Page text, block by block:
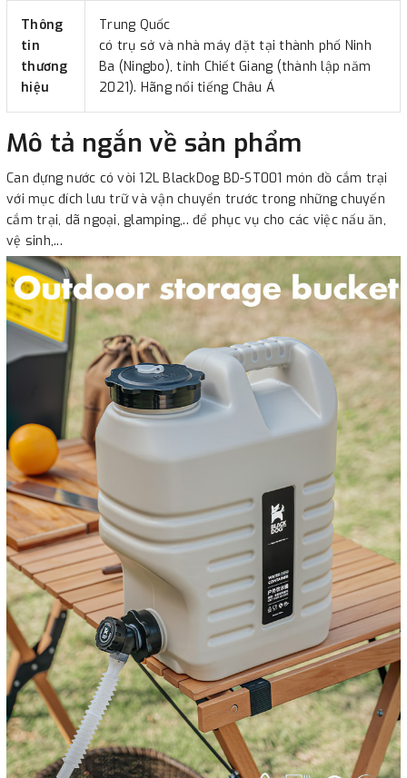
Thông
tin
thương
hiệu
Trung Quốc
có trụ sở và nhà máy đặt tại thành phố Ninh
Ba (Ningbo), tỉnh Chiết Giang (thành lập năm
2021). Hãng nổi tiếng Châu Á
Mô tả ngắn về sản phẩm
Can đựng nước có vòi 12L BlackDog BD-ST001 món đồ cắm trại
với mục đích lưu trữ và vận chuyển trước trong những chuyến
cắm trại, dã ngoại, glamping,.. để phục vụ cho các việc nấu ăn,
vệ sinh,...